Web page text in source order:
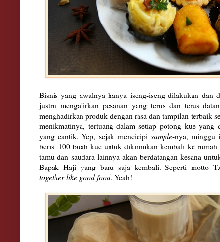
Bisnis yang awalnya hanya iseng-iseng dilakukan dan
justru mengalirkan pesanan yang terus dan terus
menghadirkan produk dengan rasa dan tampilan terbaik
menikmatinya, tertuang dalam setiap potong kue yang
yang cantik. Yep, sejak mencicipisample-nya, minggu
berisi 100 buah kue untuk dikirimkan kembali ke
tamu dan saudara lainnya akan berdatangan kesana
Bapak Haji yang baru saja kembali. Seperti motto
together like good food. Yeah!